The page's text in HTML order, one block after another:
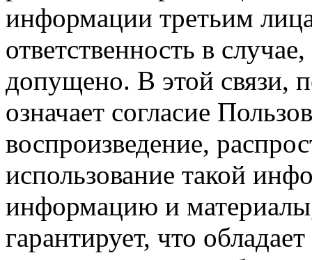
информации третьим
ответственность в
допущено. В этой связи,
означает согласие
воспроизведение,
использование такой
информацию и
гарантирует, что